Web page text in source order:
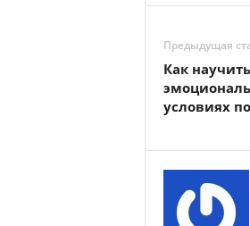
Предыдущая
Как
условиях